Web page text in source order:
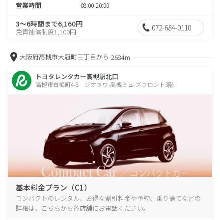
営業時間 08:00-20:00
3～6時間まで6,160円
免責補償制度1,100円 072-684-0110
大阪府高槻市大冠町三丁目から 2684m
トヨタレンタカー高槻駅北口
高槻市白梅町4-8 ジオタワ-高槻ミュ-ズフロント3階
基本料金プラン（C1）
コンパクトのレンタル、お得な割引料金や予約、乗り捨てなどの
詳細は、こちらから各店舗にお電話ください。